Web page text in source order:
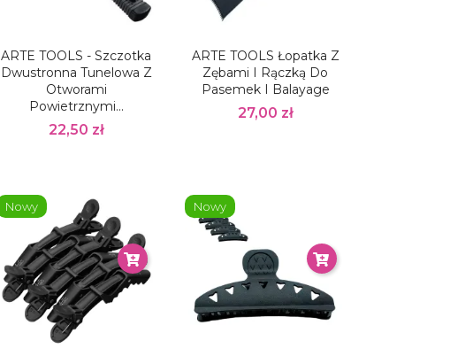
ARTE TOOLS - Szczotka
Dwustronna Tunelowa Z
Otworami
Powietrznymi...
22,50 zł
ARTE TOOLS Łopatka Z
Zębami I Rączką Do
Pasemek I Balayage
27,00 zł
Nowy Nowy